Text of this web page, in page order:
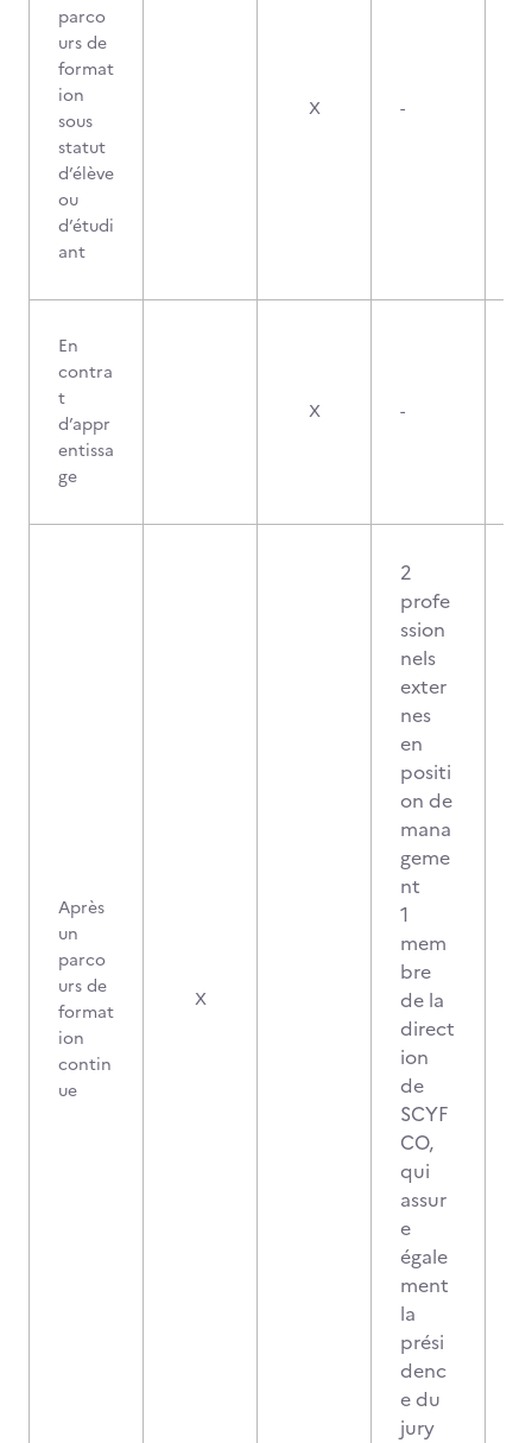
parco
urs de
format
ion
sous
statut
d’élève
ou
d’étudi
ant
X -
En
contra
t
d’appr
entissa
ge
X -
Après
un
parco
urs de
format
ion
contin
ue
X
2
profe
ssion
nels
exter
nes
en
positi
on de
mana
geme
nt
1
mem
bre
de la
direct
ion
de
SCYF
CO,
qui
assur
e
égale
ment
la
prési
denc
e du
jury